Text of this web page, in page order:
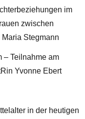
im
zwischen
Stegmann
– Teilnahme am
Yvonne Ebert
in der heutigen